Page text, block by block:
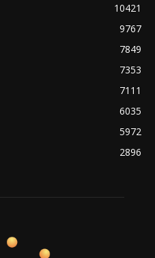
10421
9767
7849
7353
7111
6035
5972
2896